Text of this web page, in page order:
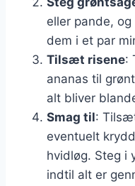
eller pande,
dem i et par
Tilsæt risene:
ananas til
alt bliver
Smag til:
eventuelt
hvidløg. Steg i
indtil alt er